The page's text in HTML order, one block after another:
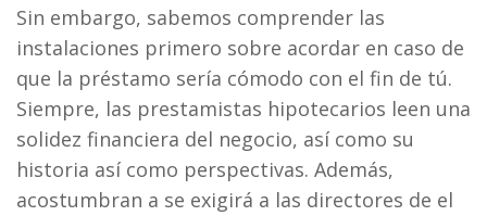
Sin embargo, sabemos comprender las
instalaciones primero sobre acordar en caso de
que la préstamo serí­a cómodo con el fin de tú.
Siempre, las prestamistas hipotecarios leen una
solidez financiera del negocio, así como su
historia así­ como perspectivas. Además,
acostumbran a se exigirá a las directores de el